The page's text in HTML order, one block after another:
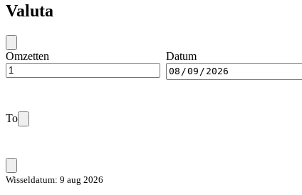
Valuta
Omzetten Datum
To
Wisseldatum: 9 aug 2026